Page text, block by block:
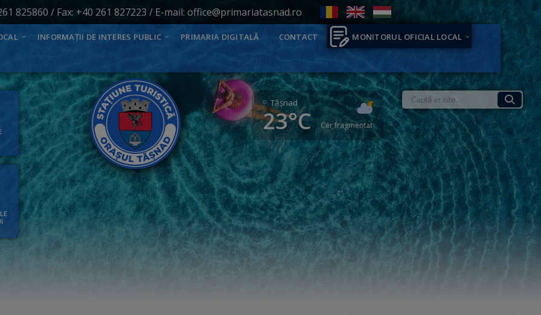
825860 / Fax: +40 261 827223 / E-mail: office@primariatasnad.ro
INFORMAȚII DE INTERES PUBLIC PRIMARIA DIGITALĂ CONTACT MONITORUL OFICIAL LOCAL
Tăşnad
23°C Cer fragmentat